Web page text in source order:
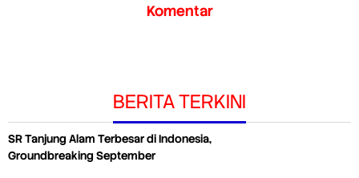
Komentar
BERITA TERKINI
SR Tanjung Alam Terbesar di Indonesia,
Groundbreaking September